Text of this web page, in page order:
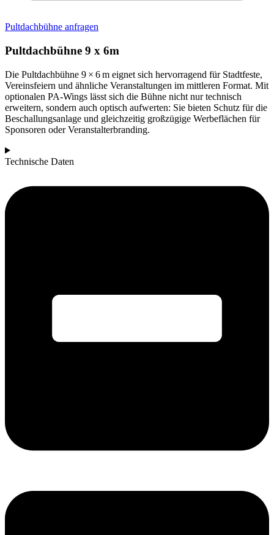
Pultdachbühne anfragen
Pultdachbühne 9 x 6m
Die Pultdachbühne 9 × 6 m eignet sich hervorragend für Stadtfeste,
Vereinsfeiern und ähnliche Veranstaltungen im mittleren Format. Mit
optionalen PA-Wings lässt sich die Bühne nicht nur technisch
erweitern, sondern auch optisch aufwerten: Sie bieten Schutz für die
Beschallungsanlage und gleichzeitig großzügige Werbeflächen für
Sponsoren oder Veranstalterbranding.
Technische Daten